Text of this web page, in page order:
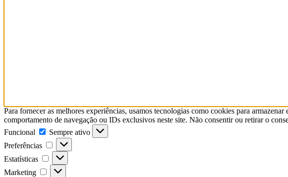
Para fornecer as melhores experiências, usamos tecnologias como cookies para
comportamento de navegação ou IDs exclusivos neste site. Não consentir ou retirar o
Funcional
Funcional
Sempre ativo
Preferências
Preferências
Estatísticas Estatísticas
Marketing Marketing